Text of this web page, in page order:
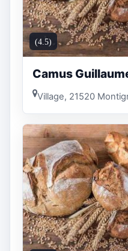
(4.5)
Camus
Village, 21520